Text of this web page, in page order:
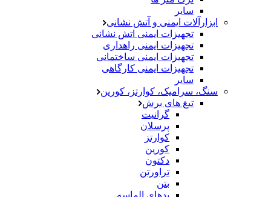
سایر
ابزارآلات ایمنی و آتش نشانی
تجهیزات ایمنی اتش نشانی
تجهیزات ایمنی راهداری
تجهیزات ایمنی ساختمانی
تجهیزات ایمنی کارگاهی
سایر
سنگ، سرامیک، کوارتز، کورین
تیغ های برش
گرانیت
پرسلان
کوارتز
کورین
دکتون
تراورتن
بتن
پدهای الماسه